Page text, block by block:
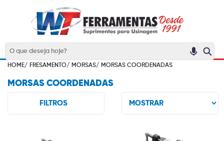
HOME/ FRESAMENTO/ MORSAS/ MORSAS COORDENADAS
MORSAS COORDENADAS
FILTROS